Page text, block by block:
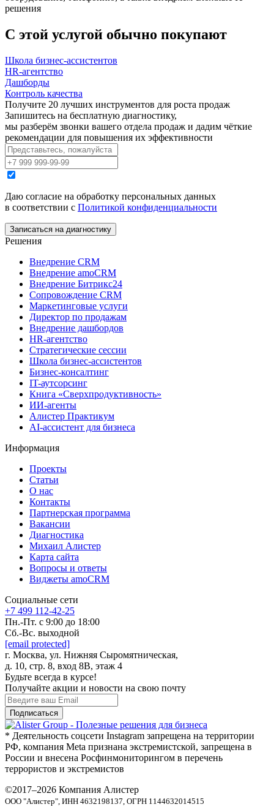
решения
С этой услугой обычно покупают
Школа бизнес-ассистентов
HR-агентство
Дашборды
Контроль качества
Получите 20 лучших инструментов для роста продаж
Запишитесь на бесплатную диагностику,
мы разберём звонки вашего отдела продаж и дадим чёткие
рекомендации для повышения их эффективности
Даю согласие на обработку персональных данных
в соответствии с Политикой конфиденциальности
Записаться на диагностику
Решения
Внедрение CRM
Внедрение amoCRM
Внедрение Битрикс24
Сопровождение CRM
Маркетинговые услуги
Директор по продажам
Внедрение дашбордов
HR-агентство
Стратегические сессии
Школа бизнес-ассистентов
Бизнес-консалтинг
IT-аутсорсинг
Книга «Сверхпродуктивность»
ИИ-агенты
Алистер Практикум
AI-ассистент для бизнеса
Информация
Проекты
Статьи
О нас
Контакты
Партнерская программа
Вакансии
Диагностика
Михаил Алистер
Карта сайта
Вопросы и ответы
Виджеты amoCRM
Социальные сети
+7 499 112-42-25
Пн.-Пт. с 9:00 до 18:00
Cб.-Вс. выходной
[email protected]
г. Москва, ул. Нижняя Сыромятническая,
д. 10, стр. 8, вход 8В, этаж 4
Будьте всегда в курсе!
Получайте акции и новости на свою почту
* Деятельность соцсети Instagram запрещена на территории
РФ, компания Meta признана экстремистской, запрещена в
России и внесена Росфинмониторингом в перечень
террористов и экстремистов
©2017–2026 Компания Алистер
ООО "Алистер", ИНН 4632198137, ОГРН 1144632014515